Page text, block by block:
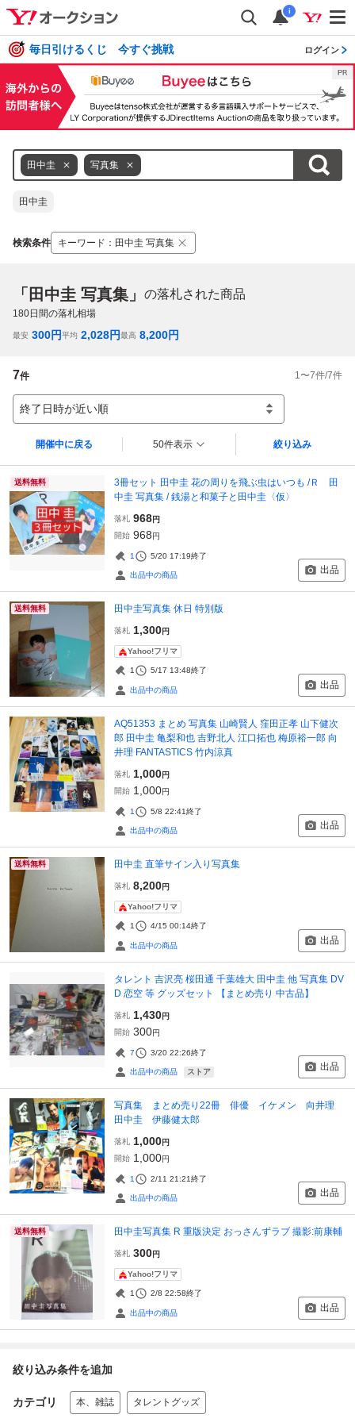
i
毎日引けるくじ 今すぐ挑戦 ログイン
田中圭 写真集
田中圭
検索条件 キーワード ： 田中圭 写真集
「田中圭 写真集」 の落札された商品
180日間の落札相場
最安 300円平均 2,028円最高 8,200円
7件 1 〜7件/7件
終了日時が近い順
開催中に戻る 50件表示 絞り込み
送料無料
3冊セット 田中圭 花の周りを飛ぶ虫はいつも /Ｒ 田
中圭 写真集 / 銭湯と和菓子と田中圭〈仮〉
落札 968円
開始 968円
1 5/20 17:19終了
出品中の商品 出品
送料無料 田中圭写真集 休日 特別版
落札 1,300円
Yahoo!フリマ
1 5/17 13:48終了
出品中の商品 出品
AQ51353 まとめ 写真集 山崎賢人 窪田正孝 山下健次
郎 田中圭 亀梨和也 吉野北人 江口拓也 梅原裕一郎 向
井理 FANTASTICS 竹内涼真
落札 1,000円
開始 1,000円
1 5/8 22:41終了
出品中の商品 出品
送料無料 田中圭 直筆サイン入り写真集
落札 8,200円
Yahoo!フリマ
1 4/15 00:14終了
出品中の商品 出品
タレント 吉沢亮 桜田通 千葉雄大 田中圭 他 写真集 DV
D 恋空 等 グッズセット 【まとめ売り 中古品】
落札 1,430円
開始 300円
7 3/20 22:26終了
出品中の商品 ストア 出品
写真集 まとめ売り22冊 俳優 イケメン 向井理
田中圭 伊藤健太郎
落札 1,000円
開始 1,000円
1 2/11 21:21終了
出品中の商品 出品
送料無料 田中圭写真集 R 重版決定 おっさんずラブ 撮影:前康輔
落札 300円
Yahoo!フリマ
1 2/8 22:58終了
出品中の商品 出品
絞り込み条件を追加
カテゴリ 本、雑誌 タレントグッズ